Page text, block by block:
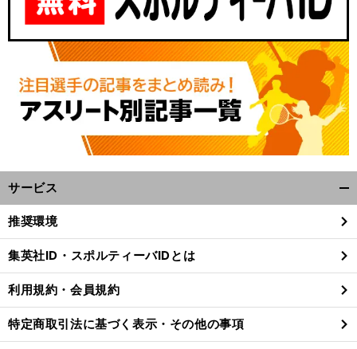
サービス
閉
る
推奨環境
集英社ID・スポルティーバIDとは
利用規約・会員規約
特定商取引法に基づく表示・その他の事項